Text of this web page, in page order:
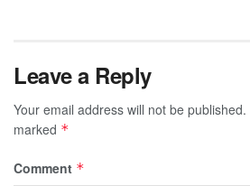
Leave a Reply
Your email address will not be published.
marked *
Comment *